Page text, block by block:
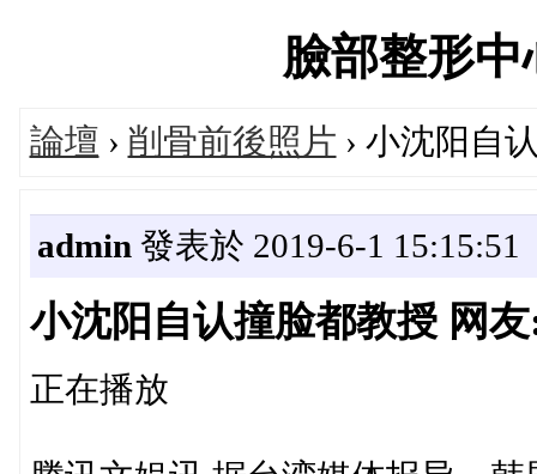
臉部整形
論壇 › 削骨前後照片 › 小沈阳自
admin 發表於 2019-6-1 15:15:51
小沈阳自认撞脸都教授 网
正在播放